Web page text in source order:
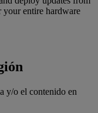
your entire hardware
y/o el contenido en